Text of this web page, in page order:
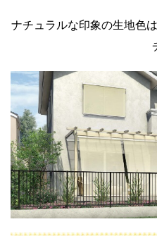
ナチュラルな印象の生地色